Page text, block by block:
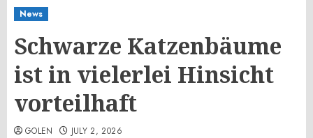
News
Schwarze Katzenbäume
ist in vielerlei Hinsicht
vorteilhaft
GOLEN JULY 2, 2026